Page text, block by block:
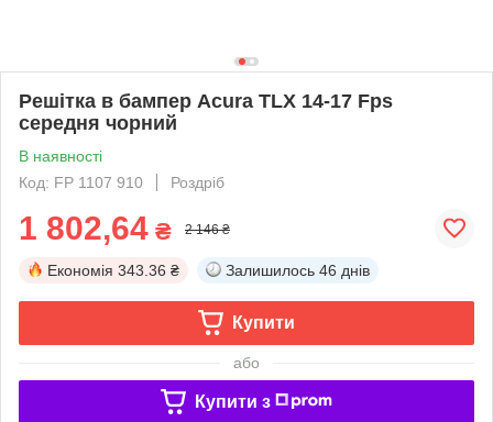
Решітка в бампер Acura TLX 14-17 Fps
середня чорний
В наявності
Код: FP 1107 910
Роздріб
1 802,64 ₴ 2 146 ₴
Економія 343.36 ₴ Залишилось 46 днів
Купити
або
Купити з